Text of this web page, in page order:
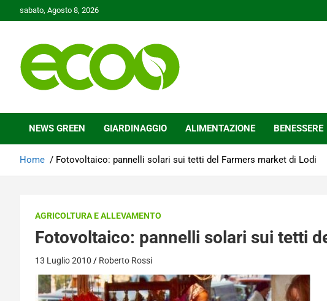
to
sabato, Agosto 8, 2026
Ecoo.it
NEWS GREEN GIARDINAGGIO ALIMENTAZIONE BENESSERE
Home Fotovoltaico: pannelli solari sui tetti del Farmers market di Lodi
AGRICOLTURA E ALLEVAMENTO
Fotovoltaico: pannelli solari sui tetti
13 Luglio 2010 Roberto Rossi